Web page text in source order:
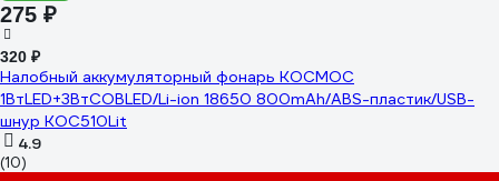
275 ₽
320 ₽
Налобный аккумуляторный фонарь КОСМОС
1ВтLED+3ВтCOBLED/Li-ion 18650 800mAh/ABS-пластик/USB-
шнур KOC510Lit
4.9
(10)